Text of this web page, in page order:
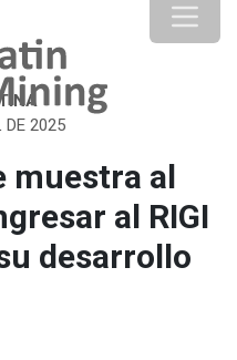
DE 2025
muestra al
al RIGI
desarrollo